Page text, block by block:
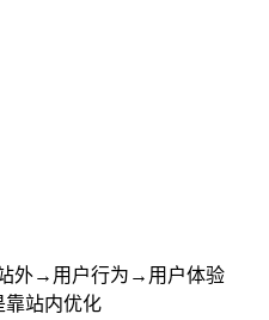
外→用户行为→用户体验
靠站内优化